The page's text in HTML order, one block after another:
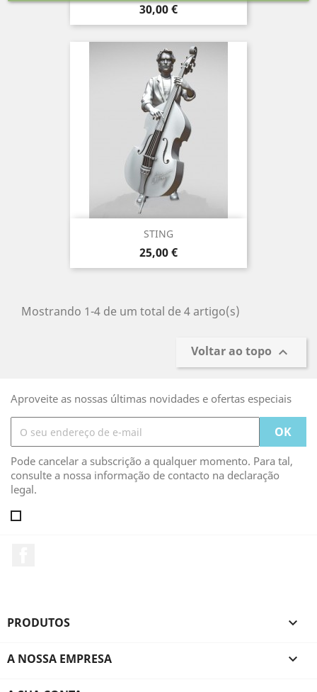
Preço
30,00 €
STING
Preço
25,00 €
Mostrando 1-4 de um total de 4 artigo(s)
Voltar ao topo 
Aproveite as nossas últimas novidades e ofertas especiais
Pode cancelar a subscrição a qualquer momento. Para tal,
consulte a nossa informação de contacto na declaração
legal.
PRODUTOS 
A NOSSA EMPRESA 